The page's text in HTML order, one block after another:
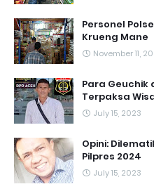
Personel
Krueng Mane
November 11,
Para Geuchik
Terpaksa
July 15, 2023
Opini:
Pilpres 2024
July 15, 2023